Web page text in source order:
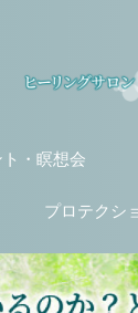
・瞑想会
プロテクシ